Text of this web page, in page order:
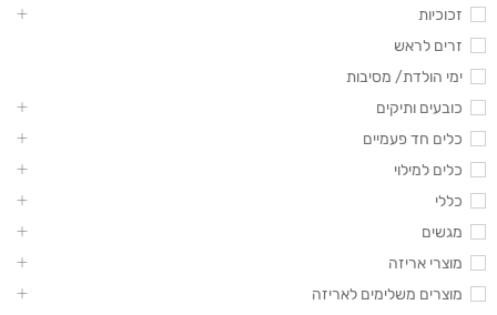
זכוכיות
זרים לראש
ימי הולדת/ מסיבות
כובעים ותיקים
כלים חד פעמיים
כלים למילוי
כללי
מגשים
מוצרי אריזה
מוצרים משלימים לאריזה